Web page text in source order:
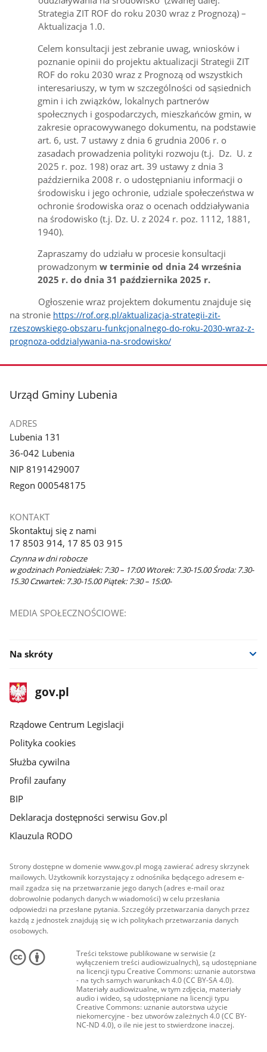
Strategia ZIT ROF do roku 2030 wraz z Prognozą) –
Aktualizacja 1.0.
Celem konsultacji jest zebranie uwag, wniosków i
poznanie opinii do projektu aktualizacji Strategii ZIT
ROF do roku 2030 wraz z Prognozą od wszystkich
interesariuszy, w tym w szczególności od sąsiednich
gmin i ich związków, lokalnych partnerów
społecznych i gospodarczych, mieszkańców gmin, w
zakresie opracowywanego dokumentu, na podstawie
art. 6, ust. 7 ustawy z dnia 6 grudnia 2006 r. o
zasadach prowadzenia polityki rozwoju (t.j. Dz. U. z
2025 r. poz. 198) oraz art. 39 ustawy z dnia 3
października 2008 r. o udostępnianiu informacji o
środowisku i jego ochronie, udziale społeczeństwa w
ochronie środowiska oraz o ocenach oddziaływania
na środowisko (t.j. Dz. U. z 2024 r. poz. 1112, 1881,
1940).
Zapraszamy do udziału w procesie konsultacji
prowadzonym w terminie od dnia 24 września
2025 r. do dnia 31 października 2025 r.
Ogłoszenie wraz projektem dokumentu znajduje się
na stronie https://rof.org.pl/aktualizacja-strategii-zit-
rzeszowskiego-obszaru-funkcjonalnego-do-roku-2030-wraz-z-
prognoza-oddzialywania-na-srodowisko/
stopka
Urząd Gminy Lubenia
ADRES
Lubenia 131
36-042 Lubenia
NIP 8191429007
Regon 000548175
KONTAKT
Skontaktuj się z nami
17 8503 914, 17 85 03 915
Czynna w dni robocze
w godzinach Poniedziałek: 7:30 – 17:00 Wtorek: 7.30-15.00 Środa: 7.30-
15.30 Czwartek: 7.30-15.00 Piątek: 7:30 – 15:00-
MEDIA SPOŁECZNOŚCIOWE:
Na skróty
stopka
gov.plStrona
gov.pl
Rządowe Centrum Legislacji
Polityka cookies
Służba cywilna
Profil zaufany
BIP
Deklaracja dostępności serwisu Gov.pl
Klauzula RODO
Strony dostępne w domenie www.gov.pl mogą zawierać adresy skrzynek
mailowych. Użytkownik korzystający z odnośnika będącego adresem e-
mail zgadza się na przetwarzanie jego danych (adres e-mail oraz
dobrowolnie podanych danych w wiadomości) w celu przesłania
odpowiedzi na przesłane pytania. Szczegóły przetwarzania danych przez
każdą z jednostek znajdują się w ich politykach przetwarzania danych
osobowych.
Treści tekstowe publikowane w serwisie (z
wyłączeniem treści audiowizualnych), są udostępniane
na licencji typu Creative Commons: uznanie autorstwa
- na tych samych warunkach 4.0 (CC BY-SA 4.0).
Materiały audiowizualne, w tym zdjęcia, materiały
audio i wideo, są udostępniane na licencji typu
Creative Commons: uznanie autorstwa użycie
niekomercyjne - bez utworów zależnych 4.0 (CC BY-
NC-ND 4.0), o ile nie jest to stwierdzone inaczej.